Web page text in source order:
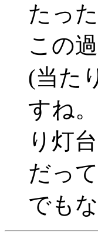
たっ
この
(当た
すね
り灯
だっ
でも